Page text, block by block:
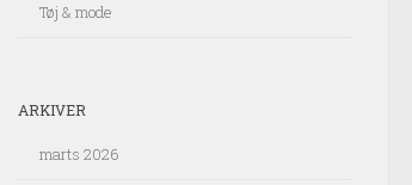
Tøj & mode
ARKIVER
marts 2026